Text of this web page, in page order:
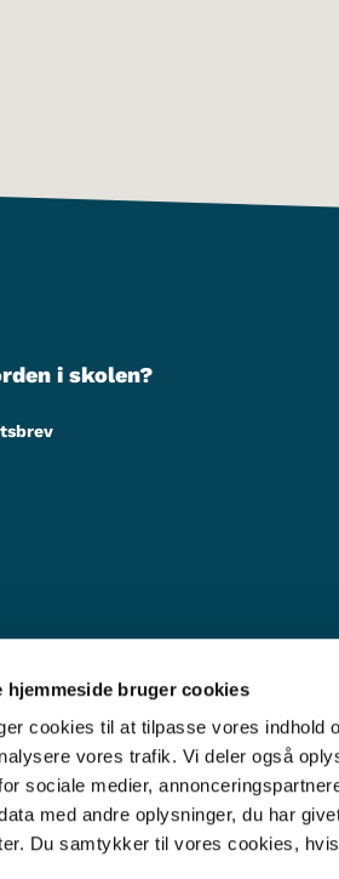
hjemmeside bruger cookies
cookies til at tilpasse vores indhold
vores trafik. Vi deler også
sociale medier,
med andre oplysninger, du har
Du samtykker til vores cookies,
i skolen?